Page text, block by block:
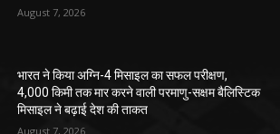
August 7, 2026
भारत ने किया अग्नि-4 मिसाइल का सफल परीक्षण,
4,000 किमी तक मार करने वाली परमाणु-सक्षम बैलिस्टिक
मिसाइल ने बढ़ाई देश की ताकत
August 7, 2026